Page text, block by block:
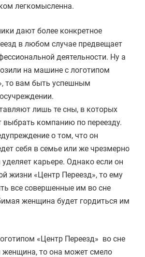
легкомысленна.
дают более конкретное
в любом случае предвещает
деятельности. Ну а
на машине с логотипом
то вам быть успешным
лишь те сны, в которых
выбрать компанию по переезду.
о том, что он
себя в семье или же чрезмерно
карьере. Однако если он
жизни «Центр Переезд», то ему
все совершенные им во сне
женщина будет гордиться им
«Центр Переезд» во сне
женщина, то она может смело